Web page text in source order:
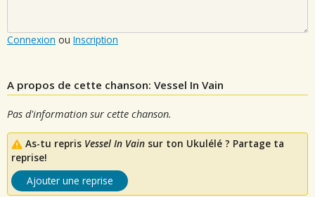
Connexion ou Inscription
A propos de cette chanson: Vessel In Vain
Pas d'information sur cette chanson.
As-tu repris Vessel In Vain sur ton Ukulélé ? Partage ta
reprise!
Ajouter une reprise